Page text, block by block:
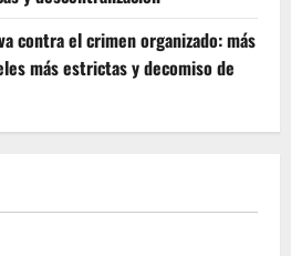
contra el crimen organizado: más
más estrictas y decomiso de